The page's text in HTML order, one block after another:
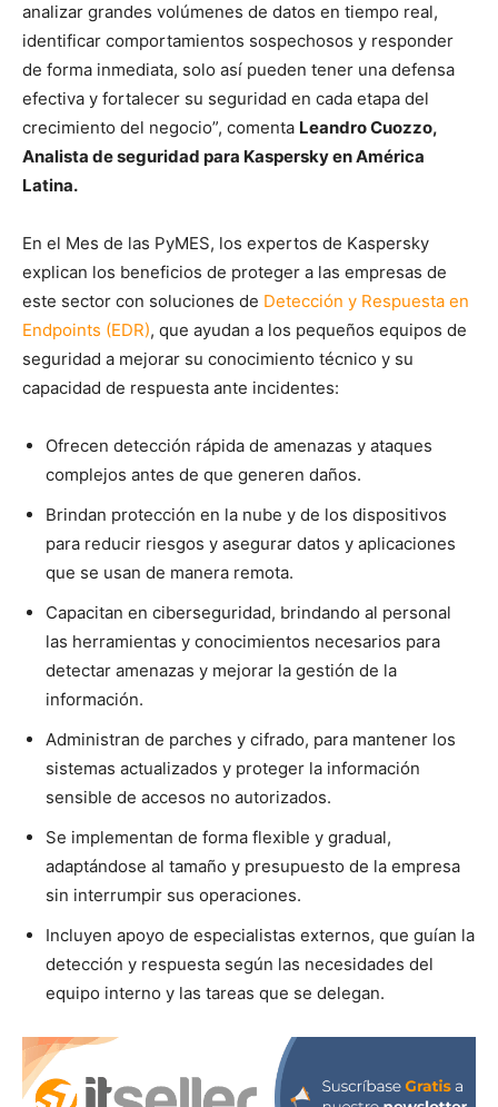
analizar grandes volúmenes de datos en tiempo real,
identificar comportamientos sospechosos y responder
de forma inmediata, solo así pueden tener una defensa
efectiva y fortalecer su seguridad en cada etapa del
crecimiento del negocio”, comenta Leandro Cuozzo,
Analista de seguridad para Kaspersky en América
Latina.
En el Mes de las PyMES, los expertos de Kaspersky
explican los beneficios de proteger a las empresas de
este sector con soluciones de Detección y Respuesta en
Endpoints (EDR), que ayudan a los pequeños equipos de
seguridad a mejorar su conocimiento técnico y su
capacidad de respuesta ante incidentes:
Ofrecen detección rápida de amenazas y ataques
complejos antes de que generen daños.
Brindan protección en la nube y de los dispositivos
para reducir riesgos y asegurar datos y aplicaciones
que se usan de manera remota.
Capacitan en ciberseguridad, brindando al personal
las herramientas y conocimientos necesarios para
detectar amenazas y mejorar la gestión de la
información.
Administran de parches y cifrado, para mantener los
sistemas actualizados y proteger la información
sensible de accesos no autorizados.
Se implementan de forma flexible y gradual,
adaptándose al tamaño y presupuesto de la empresa
sin interrumpir sus operaciones.
Incluyen apoyo de especialistas externos, que guían la
detección y respuesta según las necesidades del
equipo interno y las tareas que se delegan.